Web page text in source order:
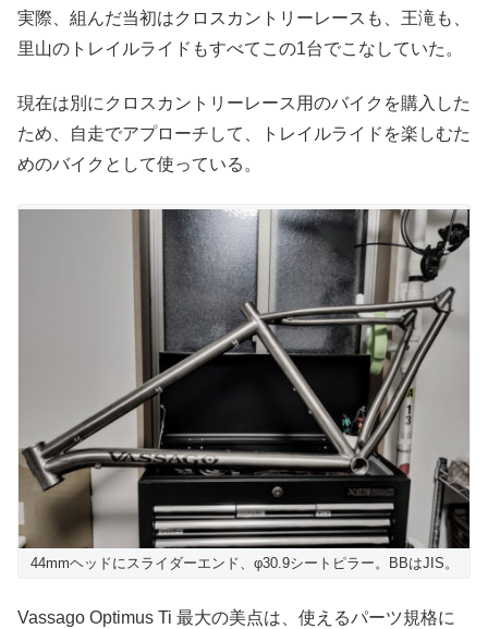
実際、組んだ当初はクロスカントリーレースも、王滝も、
里山のトレイルライドもすべてこの1台でこなしていた。
現在は別にクロスカントリーレース用のバイクを購入した
ため、自走でアプローチして、トレイルライドを楽しむた
めのバイクとして使っている。
44mmヘッドにスライダーエンド、φ30.9シートピラー。BBはJIS。
Vassago Optimus Ti 最大の美点は、使えるパーツ規格に